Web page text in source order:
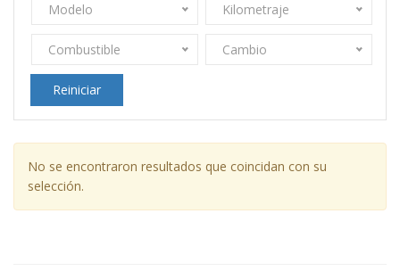
Modelo Kilometraje
Combustible Cambio
Reiniciar
No se encontraron resultados que coincidan con su
selección.